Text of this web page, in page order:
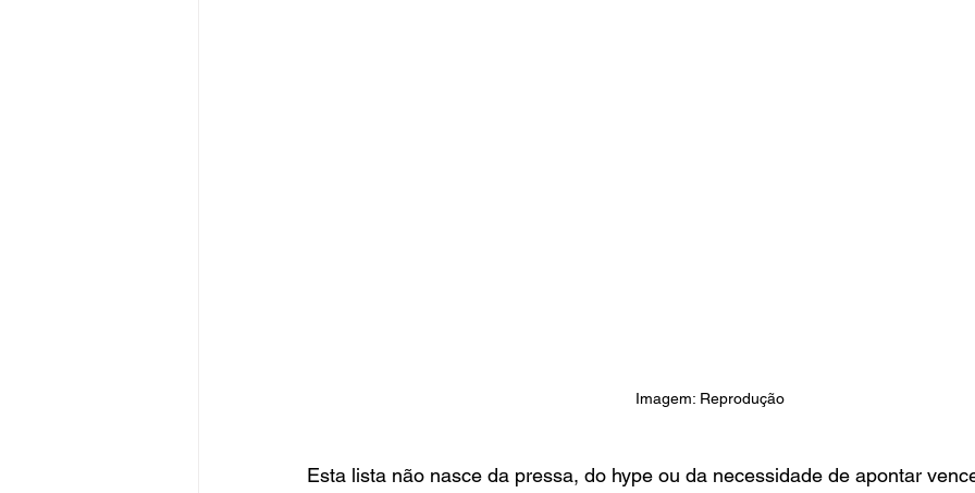
Imagem: Reprodução
Esta lista não nasce da pressa, do hype ou da necessidade de apontar